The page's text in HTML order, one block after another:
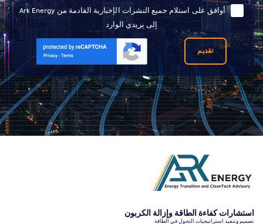
أوافق على استلام جميع النشرات الإخبارية القادمة من Ark Energy
إلى بريدي الوارد
تقديم
استشارات كفاءة الطاقة وإزالة الكربون
تصميم وتنفيذ استراتيجيات التحول في الطاقة